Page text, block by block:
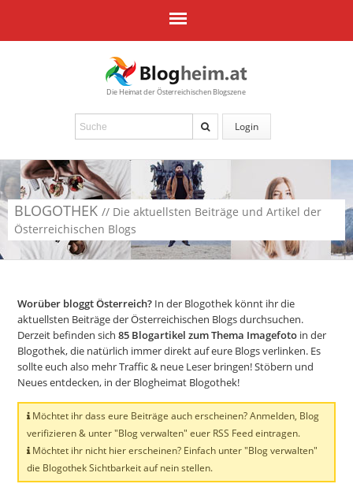
Die Heimat der Österreichischen Blogszene
Login
BLOGOTHEK // Die aktuellsten Beiträge und Artikel der
Österreichischen Blogs
Worüber bloggt Österreich? In der Blogothek könnt ihr die
aktuellsten Beiträge der Österreichischen Blogs durchsuchen.
Derzeit befinden sich85 Blogartikel zum Thema Imagefoto in der
Blogothek, die natürlich immer direkt auf eure Blogs verlinken. Es
sollte euch also mehr Traffic & neue Leser bringen! Stöbern und
Neues entdecken, in der Blogheimat Blogothek!
Möchtet ihr dass eure Beiträge auch erscheinen? Anmelden, Blog
verifizieren & unter "Blog verwalten" euer RSS Feed eintragen.
Möchtet ihr nicht hier erscheinen? Einfach unter "Blog verwalten"
die Blogothek Sichtbarkeit auf nein stellen.